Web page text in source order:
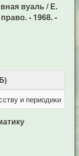
вуаль / Е.
- 1968. -
и периодики